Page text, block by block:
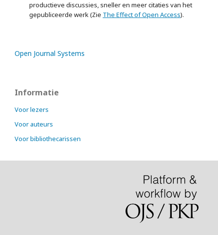
productieve discussies, sneller en meer citaties van het
gepubliceerde werk (Zie The Effect of Open Access).
Open Journal Systems
Informatie
Voor lezers
Voor auteurs
Voor bibliothecarissen